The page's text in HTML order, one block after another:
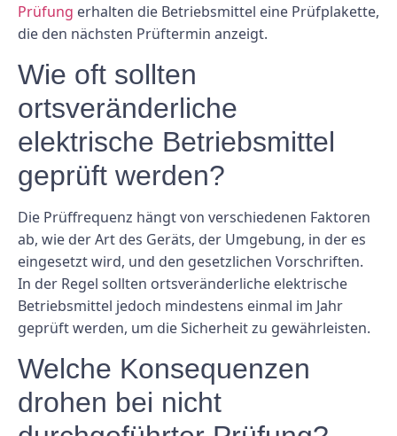
Prüfung erhalten die Betriebsmittel eine Prüfplakette,
die den nächsten Prüftermin anzeigt.
Wie oft sollten
ortsveränderliche
elektrische Betriebsmittel
geprüft werden?
Die Prüffrequenz hängt von verschiedenen Faktoren
ab, wie der Art des Geräts, der Umgebung, in der es
eingesetzt wird, und den gesetzlichen Vorschriften.
In der Regel sollten ortsveränderliche elektrische
Betriebsmittel jedoch mindestens einmal im Jahr
geprüft werden, um die Sicherheit zu gewährleisten.
Welche Konsequenzen
drohen bei nicht